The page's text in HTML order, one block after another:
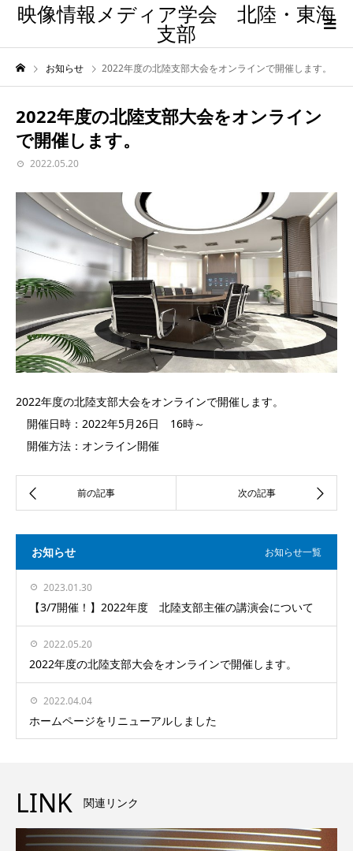
映像情報メディア学会 北陸・東海
支部
お知らせ 2022年度の北陸支部大会をオンラインで開催します。
2022年度の北陸支部大会をオンライン
で開催します。
2022.05.20
2022年度の北陸支部大会をオンラインで開催します。
開催日時：2022年5月26日 16時～
開催方法：オンライン開催
お知らせ お知らせ一覧
2023.01.30
【3/7開催！】2022年度 北陸支部主催の講演会について
2022.05.20
2022年度の北陸支部大会をオンラインで開催します。
2022.04.04
ホームページをリニューアルしました
LINK 関連リンク